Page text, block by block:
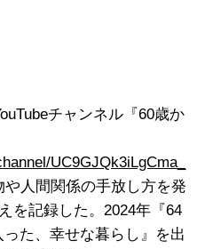
チャンネル『60歳か
UC9GJQk3iLgCma_
人間関係の手放し方を発
を記録した。2024年『64
た、幸せな暮らし』を出